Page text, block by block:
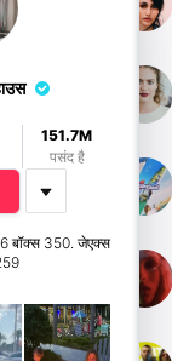
151.7M
पसंद है
बॉक्स 350. जेएक्स